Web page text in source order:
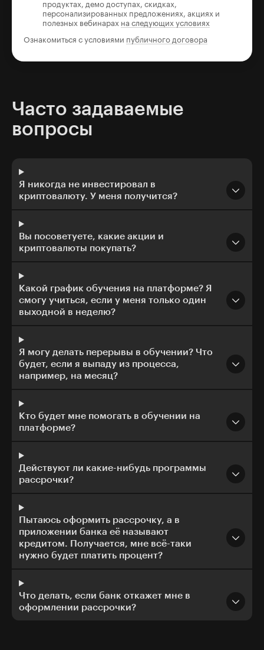
продуктах, демо доступах, скидках,
персонализированных предложениях, акциях и
полезных вебинарах на следующих условиях
Ознакомиться с условиями публичного договора
Часто задаваемые
вопросы
Я никогда не инвестировал в
криптовалюту. У меня получится?
Вы посоветуете, какие акции и
криптовалюты покупать?
Какой график обучения на платформе? Я
смогу учиться, если у меня только один
выходной в неделю?
Я могу делать перерывы в обучении? Что
будет, если я выпаду из процесса,
например, на месяц?
Кто будет мне помогать в обучении на
платформе?
Действуют ли какие-нибудь программы
рассрочки?
Пытаюсь оформить рассрочку, а в
приложении банка её называют
кредитом. Получается, мне всё-таки
нужно будет платить процент?
Что делать, если банк откажет мне в
оформлении рассрочки?